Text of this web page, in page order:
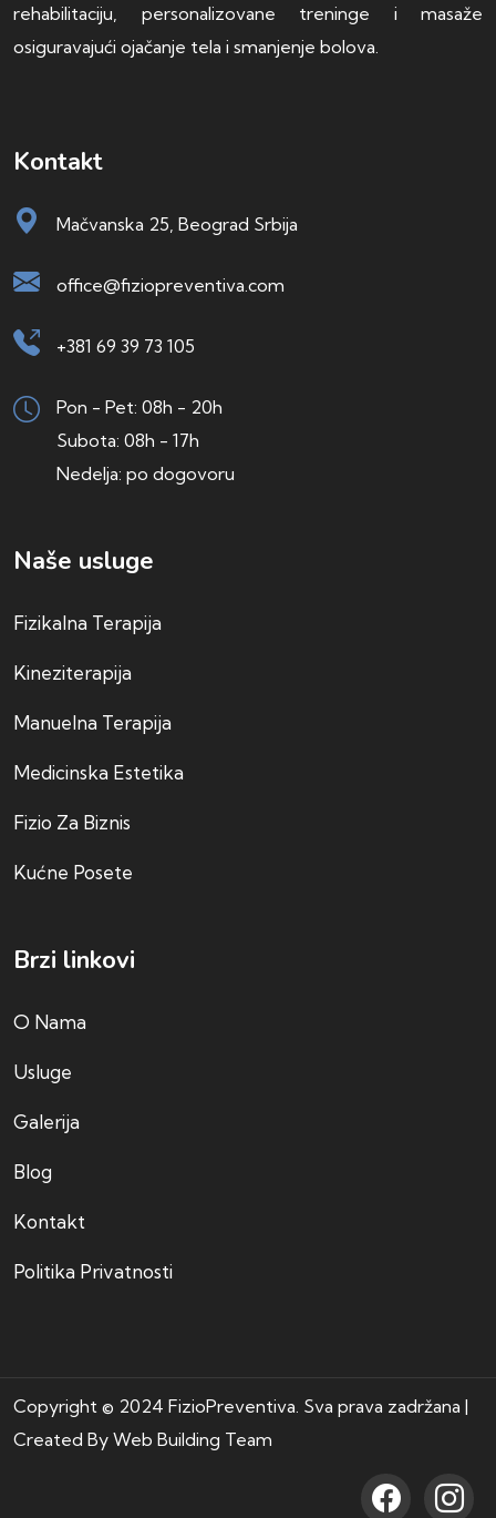
rehabilitaciju, personalizovane treninge i masaže
osiguravajući ojačanje tela i smanjenje bolova.
Kontakt
Mačvanska 25, Beograd Srbija
office@fiziopreventiva.com
+381 69 39 73 105
Pon - Pet: 08h - 20h
Subota: 08h - 17h
Nedelja: po dogovoru
Naše usluge
Fizikalna Terapija
Kineziterapija
Manuelna Terapija
Medicinska Estetika
Fizio Za Biznis
Kućne Posete
Brzi linkovi
O Nama
Usluge
Galerija
Blog
Kontakt
Politika Privatnosti
Copyright © 2024 FizioPreventiva. Sva prava zadržana |
Created By Web Building Team